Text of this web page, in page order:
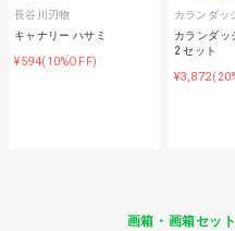
長谷川刃物
キャナリー ハサミ
¥594(10%OFF)
カランダッ
カランダッ
2 セット
¥3,872
画箱・画箱セット